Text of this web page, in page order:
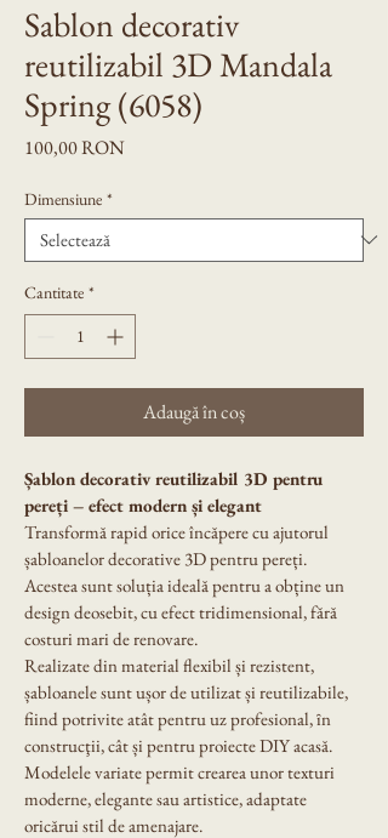
Sablon decorativ
reutilizabil 3D Mandala
Spring (6058)
100,00 RONPreț
Dimensiune *
Cantitate *
Adaugă în coș
Șablon decorativ reutilizabil 3D pentru
pereți – efect modern și elegant
Transformă rapid orice încăpere cu ajutorul
șabloanelor decorative 3D pentru pereți.
Acestea sunt soluția ideală pentru a obține un
design deosebit, cu efect tridimensional, fără
costuri mari de renovare.
Realizate din material flexibil și rezistent,
șabloanele sunt ușor de utilizat și reutilizabile,
fiind potrivite atât pentru uz profesional, ȋn
construcţii, cât și pentru proiecte DIY acasă.
Modelele variate permit crearea unor texturi
moderne, elegante sau artistice, adaptate
oricărui stil de amenajare.